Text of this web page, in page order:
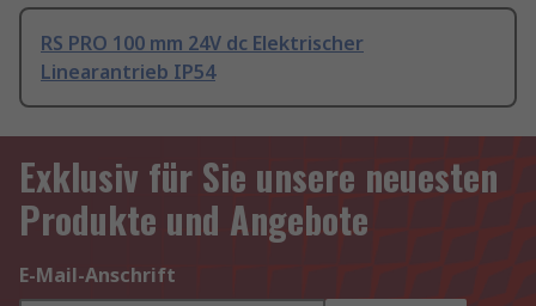
RS PRO 100 mm 24V dc Elektrischer
Linearantrieb IP54
Exklusiv für Sie unsere neuesten
Produkte und Angebote
E-Mail-Anschrift